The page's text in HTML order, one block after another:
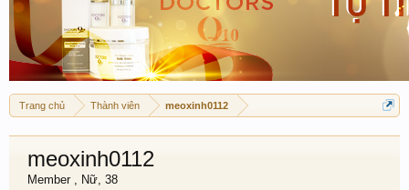
Trang chủ Thành viên meoxinh0112
meoxinh0112
Member , Nữ, 38